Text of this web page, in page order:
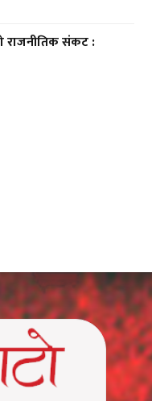
राजनीतिक संकट :